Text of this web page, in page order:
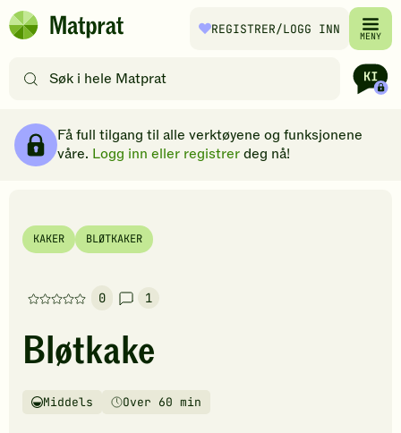
Hopp til hovedinnhold
Matprat
REGISTRER/LOGG INN MENY
etter
filtre
Få full tilgang til alle verktøyene og funksjonene
våre. Logg inn eller registrerdeg nå!
KAKER BLØTKAKER
0
Denne
har
foreløpig
vurderinger.
1
Bløtkake
Vanskelighetsgrad
Middels
TilberedningstidOver 60 min